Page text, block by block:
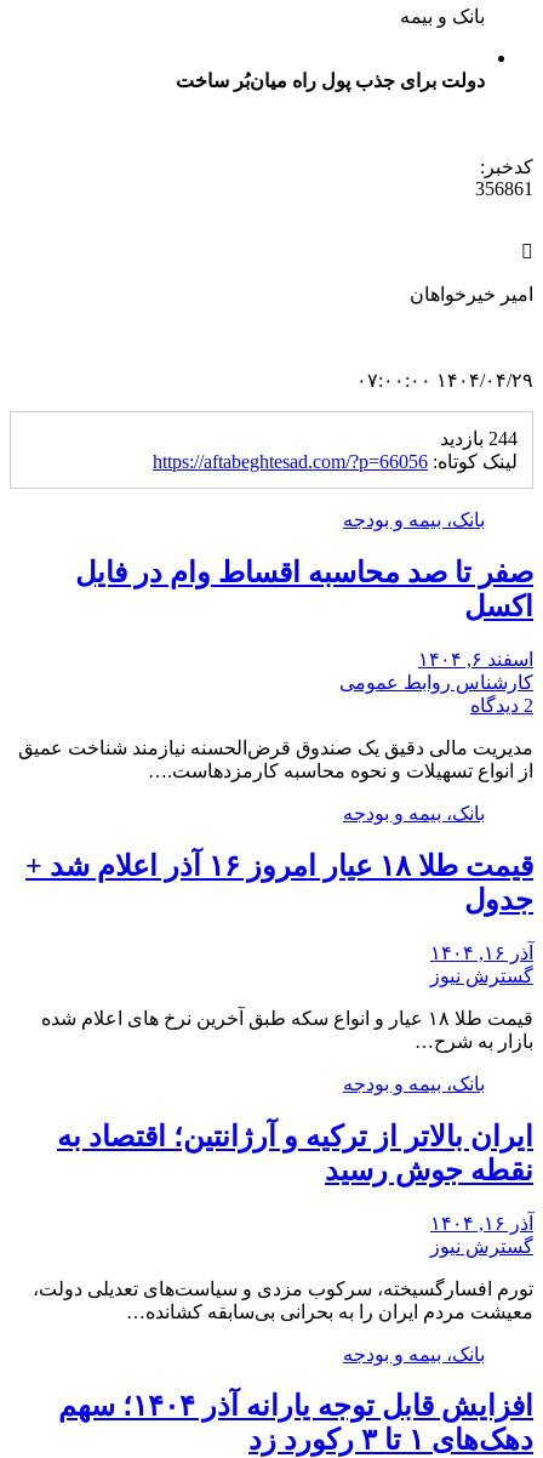
بانک و بیمه
دولت برای جذب پول راه میان‌بُر ساخت
کدخبر:
356861
امیر خیرخواهان
۱۴۰۴/۰۴/۲۹ ۰۷:۰۰:۰۰
244 بازدید
لینک کوتاه: https://aftabeghtesad.com/?p=66056
بانک، بیمه و بودجه
صفر تا صد محاسبه اقساط وام در فایل
اکسل
اسفند ۶, ۱۴۰۴
کارشناس روابط عمومی
2 دیدگاه
مدیریت مالی دقیق یک صندوق قرض‌الحسنه نیازمند شناخت عمیق
از انواع تسهیلات و نحوه محاسبه کارمزدهاست.…
بانک، بیمه و بودجه
قیمت طلا ۱۸ عیار امروز ۱۶ آذر اعلام شد +
جدول
آذر ۱۶, ۱۴۰۴
گسترش نیوز
قیمت طلا ۱۸ عیار و انواع سکه طبق آخرین نرخ های اعلام شده
بازار به شرح…
بانک، بیمه و بودجه
ایران بالاتر از ترکیه و آرژانتین؛ اقتصاد به
نقطه جوش رسید
آذر ۱۶, ۱۴۰۴
گسترش نیوز
تورم افسارگسیخته، سرکوب مزدی و سیاست‌های تعدیلی دولت،
معیشت مردم ایران را به بحرانی بی‌سابقه کشانده…
بانک، بیمه و بودجه
افزایش قابل توجه یارانه آذر ۱۴۰۴؛ سهم
دهک‌های ۱ تا ۳ رکورد زد